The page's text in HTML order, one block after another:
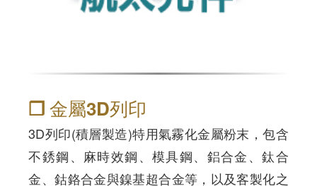
❐ 金屬3D列印
3D列印(積層製造)特用氣霧化金屬粉末，包含
不銹鋼、麻時效鋼、模具鋼、鋁合金、鈦合
金、鈷鉻合金與鎳基超合金等，以及客製化之